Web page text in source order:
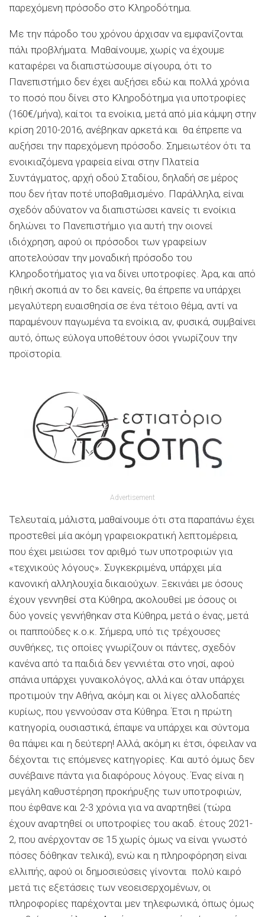
παρεχόμενη πρόσοδο στο Κληροδότημα.
Με την πάροδο του χρόνου άρχισαν να εμφανίζονται
πάλι προβλήματα. Μαθαίνουμε, χωρίς να έχουμε
καταφέρει να διαπιστώσουμε σίγουρα, ότι το
Πανεπιστήμιο δεν έχει αυξήσει εδώ και πολλά χρόνια
το ποσό που δίνει στο Κληροδότημα για υποτροφίες
(160€/μήνα), καίτοι τα ενοίκια, μετά από μία κάμψη στην
κρίση 2010-2016, ανέβηκαν αρκετά και θα έπρεπε να
αυξήσει την παρεχόμενη πρόσοδο. Σημειωτέον ότι τα
ενοικιαζόμενα γραφεία είναι στην Πλατεία
Συντάγματος, αρχή οδού Σταδίου, δηλαδή σε μέρος
που δεν ήταν ποτέ υποβαθμισμένο. Παράλληλα, είναι
σχεδόν αδύνατον να διαπιστώσει κανείς τι ενοίκια
δηλώνει το Πανεπιστήμιο για αυτή την οιονεί
ιδιόχρηση, αφού οι πρόσοδοι των γραφείων
αποτελούσαν την μοναδική πρόσοδο του
Κληροδοτήματος για να δίνει υποτροφίες. Άρα, και από
ηθική σκοπιά αν το δει κανείς, θα έπρεπε να υπάρχει
μεγαλύτερη ευαισθησία σε ένα τέτοιο θέμα, αντί να
παραμένουν παγωμένα τα ενοίκια, αν, φυσικά, συμβαίνει
αυτό, όπως εύλογα υποθέτουν όσοι γνωρίζουν την
προϊστορία.
Advertisement
Τελευταία, μάλιστα, μαθαίνουμε ότι στα παραπάνω έχει
προστεθεί μία ακόμη γραφειοκρατική λεπτομέρεια,
που έχει μειώσει τον αριθμό των υποτροφιών για
«τεχνικούς λόγους». Συγκεκριμένα, υπάρχει μία
κανονική αλληλουχία δικαιούχων. Ξεκινάει με όσους
έχουν γεννηθεί στα Κύθηρα, ακολουθεί με όσους οι
δύο γονείς γεννήθηκαν στα Κύθηρα, μετά ο ένας, μετά
οι παππούδες κ.ο.κ. Σήμερα, υπό τις τρέχουσες
συνθήκες, τις οποίες γνωρίζουν οι πάντες, σχεδόν
κανένα από τα παιδιά δεν γεννιέται στο νησί, αφού
σπάνια υπάρχει γυναικολόγος, αλλά και όταν υπάρχει
προτιμούν την Αθήνα, ακόμη και οι λίγες αλλοδαπές
κυρίως, που γεννούσαν στα Κύθηρα. Έτσι η πρώτη
κατηγορία, ουσιαστικά, έπαψε να υπάρχει και σύντομα
θα πάψει και η δεύτερη! Αλλά, ακόμη κι έτσι, όφειλαν να
δέχονται τις επόμενες κατηγορίες. Και αυτό όμως δεν
συνέβαινε πάντα για διαφόρους λόγους. Ένας είναι η
μεγάλη καθυστέρηση προκήρυξης των υποτροφιών,
που έφθανε και 2-3 χρόνια για να αναρτηθεί (τώρα
έχουν αναρτηθεί οι υποτροφίες του ακαδ. έτους 2021-
2, που ανέρχονταν σε 15 χωρίς όμως να είναι γνωστό
πόσες δόθηκαν τελικά), ενώ και η πληροφόρηση είναι
ελλιπής, αφού οι δημοσιεύσεις γίνονται πολύ καιρό
μετά τις εξετάσεις των νεοεισερχομένων, οι
πληροφορίες παρέχονται μεν τηλεφωνικά, όπως όμως